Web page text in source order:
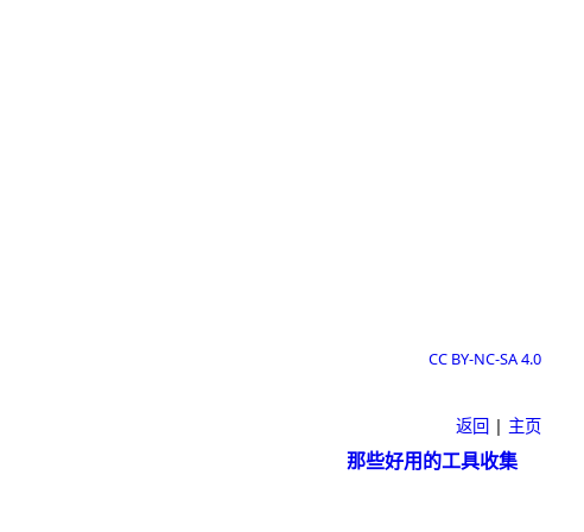
CC BY-NC-SA 4.0
返回 | 主页
那些好用的工具收集